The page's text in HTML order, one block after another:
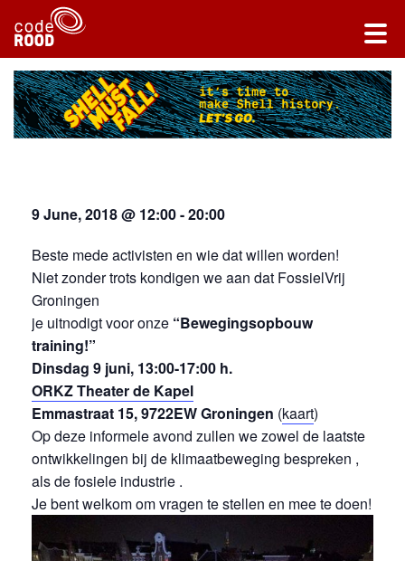
9 June, 2018 @ 12:00-20:00
Beste mede activisten en wie dat willen worden!
Niet zonder trots kondigen we aan dat FossielVrij
Groningen
je uitnodigt voor onze “Bewegingsopbouw
training!”
Dinsdag 9 juni, 13:00-17:00 h.
ORKZ Theater de Kapel
Emmastraat 15, 9722EW Groningen (kaart)
Op deze informele avond zullen we zowel de laatste
ontwikkelingen bij de klimaatbeweging bespreken ,
als de fosiele industrie .
Je bent welkom om vragen te stellen en mee te doen!